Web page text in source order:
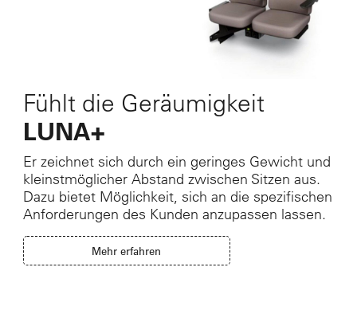
Fühlt die Geräumigkeit
LUNA+
Er zeichnet sich durch ein geringes Gewicht und
kleinstmöglicher Abstand zwischen Sitzen aus.
Dazu bietet Möglichkeit, sich an die spezifischen
Anforderungen des Kunden anzupassen lassen.
Mehr erfahren